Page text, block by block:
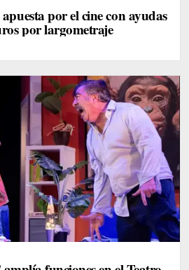
por el cine con ayudas
por largometraje